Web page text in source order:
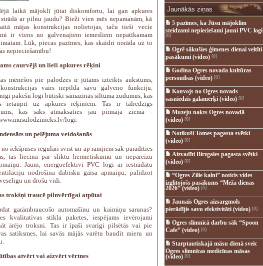
laikā mājoklī jūtat diskomfortu, lai gan apkures
strādā ar pilnu jaudu? Bieži vien mēs nepamanām, kā
mājas konstrukcijas nolietojas, taču tieši vecie
ir viens no galvenajiem iemesliem nepatīkamam
Lūk, piecas pazīmes, kas skaidri norāda uz to
nepieciešamību!
caurvējš un lieli apkures rēķini
mēnešos pie palodzes ir jūtams izteikts aukstums,
konstrukcijas vairs nepilda savu galveno funkciju.
pakešu logi būtiski samazinās siltuma zudumus, kas
ietaupīt uz apkures rēķiniem. Tas ir tālredzīgs
kas sāks atmaksāties jau pirmajā ziemā -
logi.
un pelējuma veidošanās
iekšpuses regulāri svīst un ap rāmjiem sāk parādīties
tas liecina par sliktu hermētiskumu un nepareizu
Jauni, energoefektīvi PVC logi ar iestrādātu
nodrošina dabisku gaisa apmaiņu, palīdzot
un drošu vidi.
trokšņi traucē pilnvērtīgai atpūtai
garāmbraucošo automašīnu un kaimiņu sarunas?
kvalitatīvas stikla paketes, iespējams ievērojami
ārējo troksni. Tas ir īpaši svarīgi pilsētās vai pie
satiksmes, lai savās mājās varētu baudīt mieru un
atvērt vai aizvērt vērtnes
Jaunākās ziņas
5 pazīmes, ka Jūsu mājoklim
steidzami nepieciešami jauni PVC logi
[0]
Ogrē sākušies ģimenes dienai veltīti
pasākumi (video)[0]
Godina Ogres novada kultūras
personības (video)[0]
Konvojs no Ogres novads
sasniedzis galamērķi (video)[0]
Muzeju nakts Ogres novadā
(video)[0]
Notikuši Tomes pagasta svētki
(video)[0]
Aizvadīti Birzgales pagasta svētki
(video)[0]
“Ogres Zilie kalni” noticis vides
izglītojošs pasākums “Meža dienas
2026” (video)[0]
Jaunais Ogres aizsargmols
pierādījis savu efektivitāti (video)[0]
Ogres slimnīcā darbu sāk “Spoon
Cafe” (video)[0]
Starptautiskajā māsu dienā sveic
Ogres slimnīcas medicīnas māsas
(video)[0]